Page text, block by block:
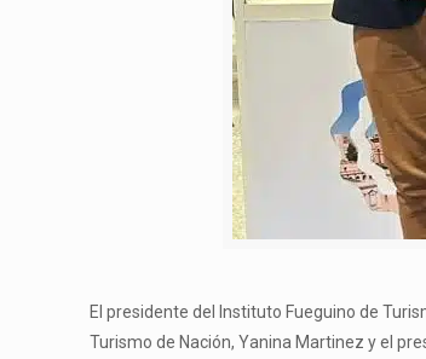
El presidente del Instituto Fueguino de
Turismo de Nación, Yanina Martinez y el